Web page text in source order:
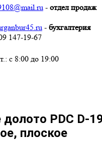
- отдел продаж
- бухгалтерия
147-19-67
с 8:00 до 19:00
долото PDC D-
плоское